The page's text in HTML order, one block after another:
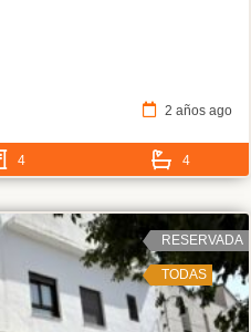
2 años ago
4 4
RESERVADA
TODAS